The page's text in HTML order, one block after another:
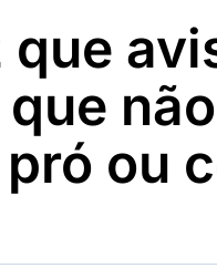
Broadcast
Político
Os bastidores da
política em
tempo real
Energia
O setor de
energia
no Brasil
que
ou